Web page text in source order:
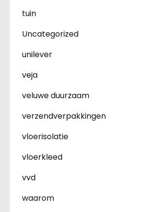
tuin
Uncategorized
unilever
veja
veluwe duurzaam
verzendverpakkingen
vloerisolatie
vloerkleed
vvd
waarom